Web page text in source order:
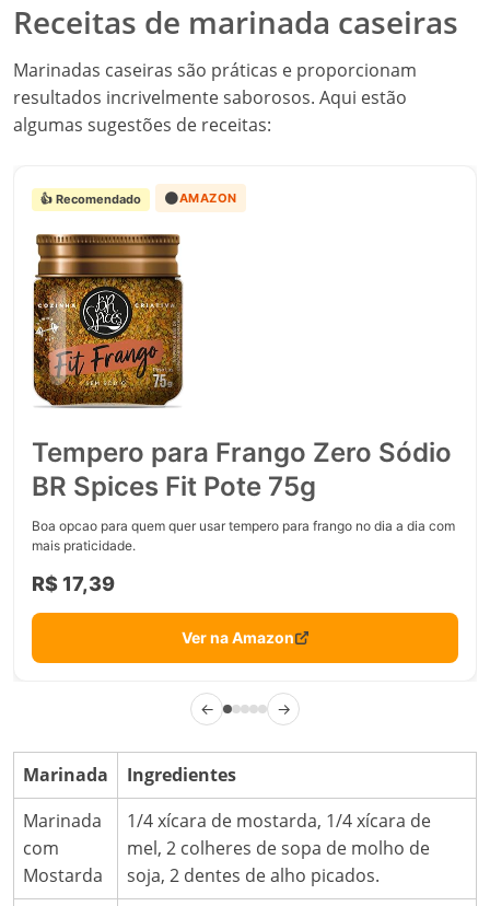
Receitas de marinada caseiras
Marinadas caseiras são práticas e proporcionam
resultados incrivelmente saborosos. Aqui estão
algumas sugestões de receitas:
👍 Recomendado 🟠AMAZON
Tempero para Frango Zero Sódio
BR Spices Fit Pote 75g
Boa opcao para quem quer usar tempero para frango no dia a dia com
mais praticidade.
R$ 17,39
Ver na Amazon
← →
Marinada
Ingredientes
Marinada
com
Mostarda
1/4 xícara de mostarda, 1/4 xícara de
mel, 2 colheres de sopa de molho de
soja, 2 dentes de alho picados.